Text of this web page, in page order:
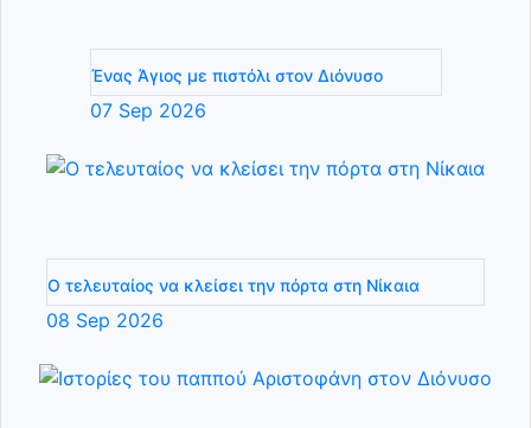
Ένας Άγιος με πιστόλι στον Διόνυσο
07 Sep 2026
Ο τελευταίος να κλείσει την πόρτα στη Νίκαια
08 Sep 2026